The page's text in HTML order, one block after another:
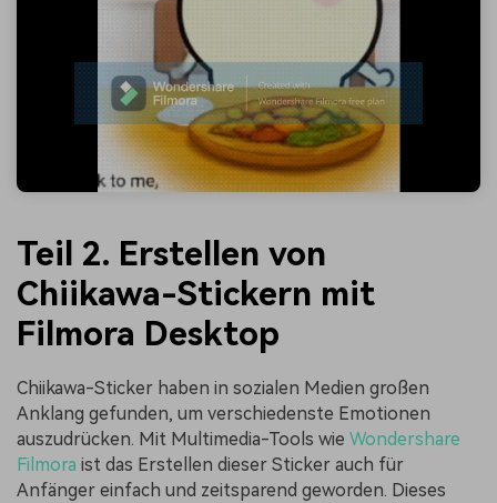
Teil 2. Erstellen von
Chiikawa-Stickern mit
Filmora Desktop
Chiikawa-Sticker haben in sozialen Medien großen
Anklang gefunden, um verschiedenste Emotionen
auszudrücken. Mit Multimedia-Tools wie Wondershare
Filmora ist das Erstellen dieser Sticker auch für
Anfänger einfach und zeitsparend geworden. Dieses